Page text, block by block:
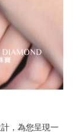
，為您呈現一